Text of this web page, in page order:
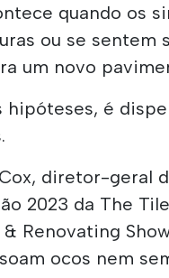
quando os
ou se sentem
um novo
hipóteses, é
diretor-geral
2023 da The
Renovating
ocos nem